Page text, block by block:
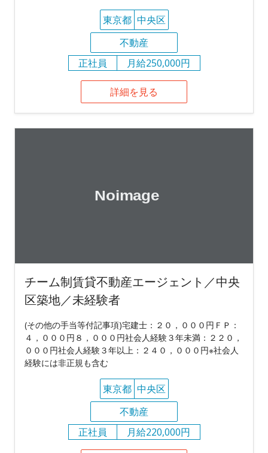
東京都 中央区
不動産
正社員
月給250,000円
詳細を見る
チーム制賃貸不動産エージェント／中央
区築地／未経験者
(その他の手当等付記事項)宅建士：２０，０００円ＦＰ：
４，０００円８，０００円社会人経験３年未満：２２０，
０００円社会人経験３年以上：２４０，０００円※社会人
経験には非正規も含む
東京都 中央区
不動産
正社員
月給220,000円